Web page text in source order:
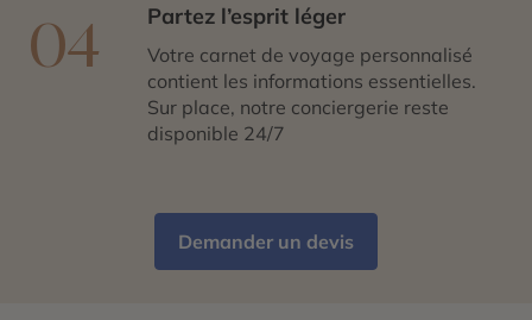
04 Partez l’esprit léger
Votre carnet de voyage personnalisé
contient les informations essentielles.
Sur place, notre conciergerie reste
disponible 24/7
Demander un devis